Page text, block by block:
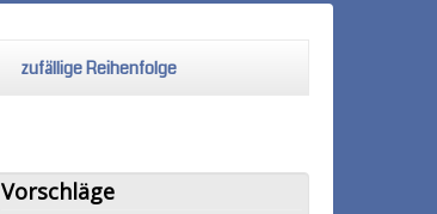
zufällige Reihenfolge
Vorschläge